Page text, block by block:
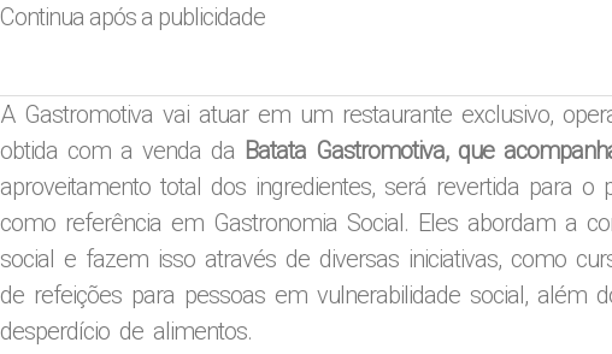
Continua após a publicidade
A Gastromotiva vai atuar em um restaurante exclusivo,
obtida com a venda da Batata Gastromotiva, que
aproveitamento total dos ingredientes, será revertida para
como referência em Gastronomia Social. Eles abordam a
social e fazem isso através de diversas iniciativas, como
de refeições para pessoas em vulnerabilidade social, além
desperdício de alimentos.